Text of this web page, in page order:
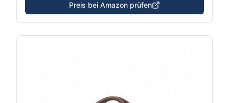
Preis bei Amazon prüfen